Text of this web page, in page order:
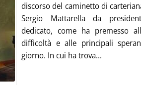
discorso del caminetto di
Sergio Mattarella da
dedicato, come ha premesso
difficoltà e alle principali
giorno. In cui ha trova...